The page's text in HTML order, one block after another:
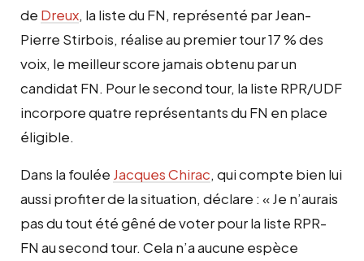
de Dreux, la liste du FN, représenté par Jean-
Pierre Stirbois, réalise au premier tour 17 % des
voix, le meilleur score jamais obtenu par un
candidat FN. Pour le second tour, la liste RPR/UDF
incorpore quatre représentants du FN en place
éligible.
Dans la foulée Jacques Chirac, qui compte bien lui
aussi profiter de la situation, déclare : « Je n’aurais
pas du tout été gêné de voter pour la liste RPR-
FN au second tour. Cela n’a aucune espèce